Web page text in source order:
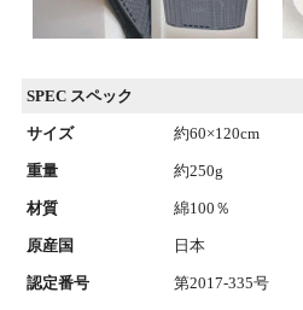
SPEC スペック
サイズ 約60×120cm
重量 約250g
材質 綿100％
原産国 日本
認定番号 第2017-335号